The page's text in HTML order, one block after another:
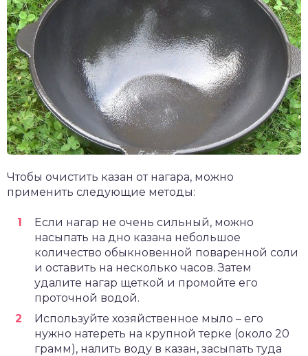
Чтобы очистить казан от нагара, можно
применить следующие методы:
Если нагар не очень сильный, можно
насыпать на дно казана небольшое
количество обыкновенной поваренной соли
и оставить на несколько часов. Затем
удалите нагар щеткой и промойте его
проточной водой.
Используйте хозяйственное мыло – его
нужно натереть на крупной терке (около 20
грамм), налить воду в казан, засыпать туда